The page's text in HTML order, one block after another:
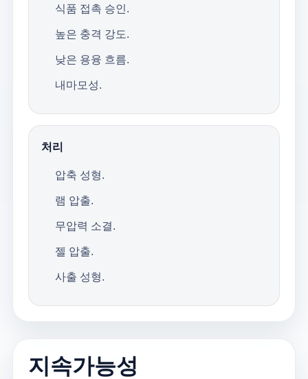
식품 접촉 승인.
높은 충격 강도.
낮은 용융 흐름.
내마모성.
처리
압축 성형.
램 압출.
무압력 소결.
젤 압출.
사출 성형.
지속가능성